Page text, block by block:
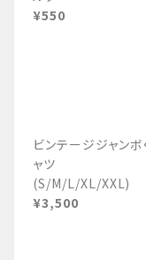
¥550
ビンテージジャンボ
ャツ
(S/M/L/XL/XXL)
¥3,500